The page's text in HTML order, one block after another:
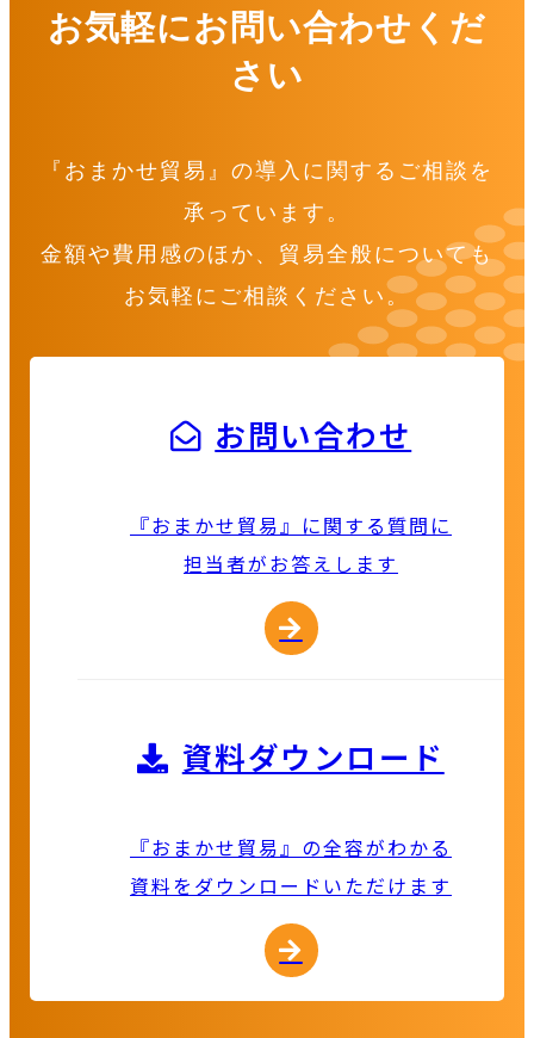
お気軽にお問い合わせくだ
さい
『おまかせ貿易』の導入に関するご相談を
承っています。
金額や費用感のほか、貿易全般についても
お気軽にご相談ください。
お問い合わせ
『おまかせ貿易』に関する質問に
担当者がお答えします
資料ダウンロード
『おまかせ貿易』の全容がわかる
資料をダウンロードいただけます